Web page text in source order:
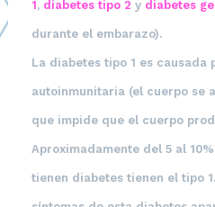
1, diabetes tipo 2 y diabetes
durante el embarazo).
La diabetes tipo 1 es causada
autoinmunitaria (el cuerpo se
que impide que el cuerpo
Aproximadamente del 5 al
tienen diabetes tienen el tipo